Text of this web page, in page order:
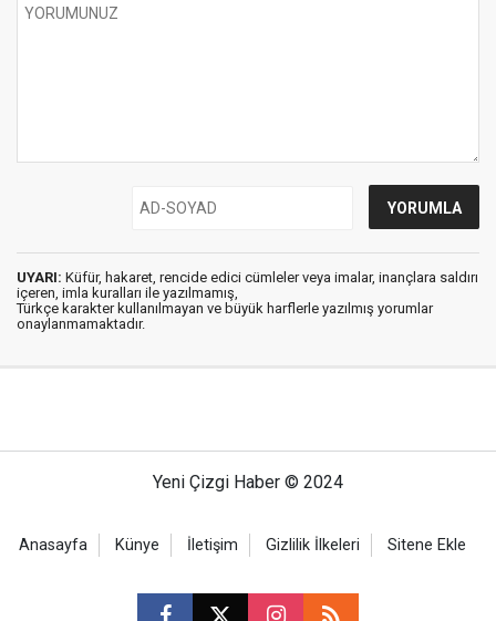
UYARI: Küfür, hakaret, rencide edici cümleler veya imalar, inançlara saldırı
içeren, imla kuralları ile yazılmamış,
Türkçe karakter kullanılmayan ve büyük harflerle yazılmış yorumlar
onaylanmamaktadır.
Yeni Çizgi Haber © 2024
Anasayfa Künye İletişim Gizlilik İlkeleri Sitene Ekle